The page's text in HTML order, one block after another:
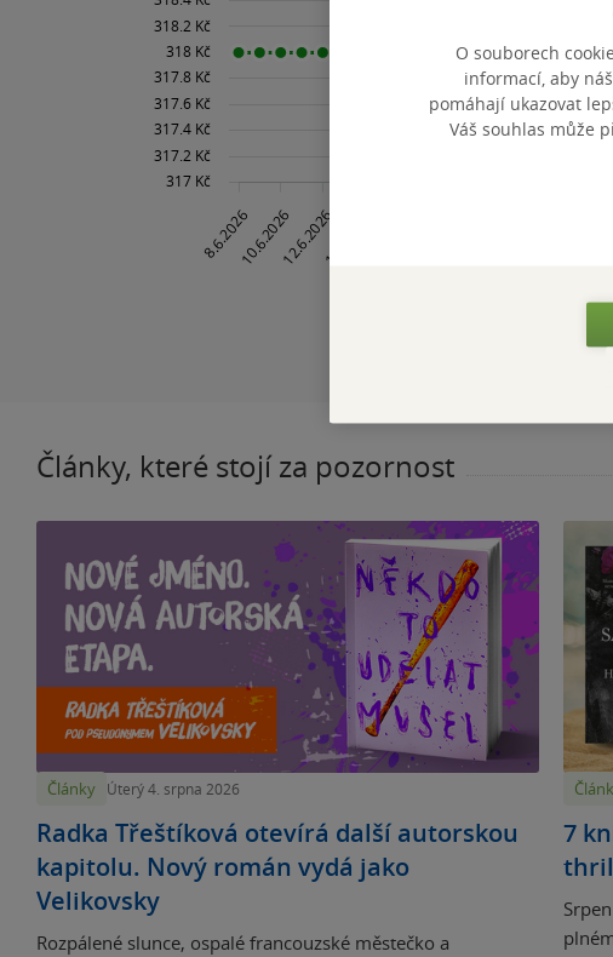
Články, které stojí za pozornost
Články Úterý 4. srpna 2026
Radka Třeštíková otevírá další autorskou
kapitolu. Nový román vydá jako
Velikovsky
Rozpálené slunce, ospalé francouzské městečko a
7
O souborech
informací, aby
pomáhají ukazovat
Váš souhlas může